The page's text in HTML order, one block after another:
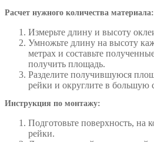
Расчет нужного количества материала:
Измерьте длину и высоту
Умножьте длину на высоту
метрах и составьте
получить площадь.
Разделите получившуюся
рейки и округлите в большую
Инструкция по монтажу:
Подготовьте поверхность, на
рейки.